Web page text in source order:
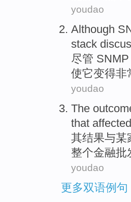
youdao
Although
stack
尽管 SNMP
使它变得非
youdao
The
that affected
其结果与某
整个金融批
youdao
更多双语例句